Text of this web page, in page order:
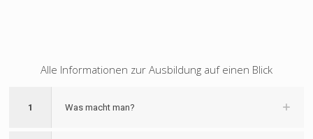
Alle Informationen zur Ausbildung auf einen Blick
1 Was macht man?